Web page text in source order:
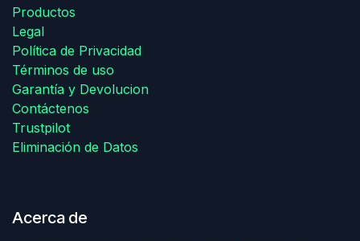
Productos
Legal
Política de Privacidad
Términos de uso
Garantía y Devolucion
Contáctenos
Trustpilot
Eliminación de Datos
Acerca de